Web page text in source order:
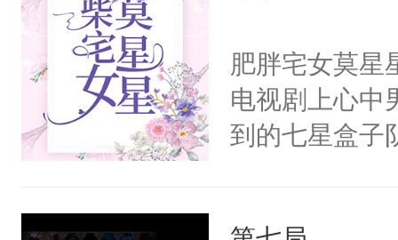
有血缘的弟弟
不喜欢我，是
意的校霸学生
其实我也可以
的。本文是万
肥胖宅女莫星
电视剧上心中
到的七星盒子